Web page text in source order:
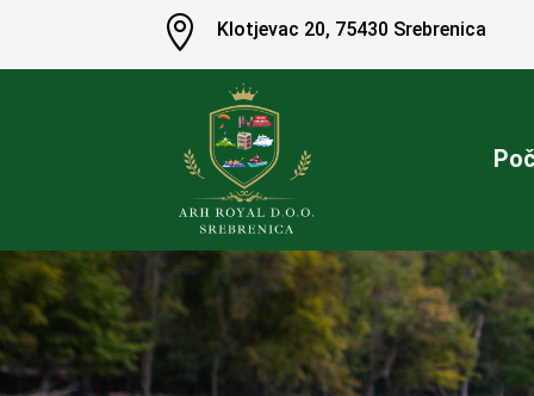
 Klotjevac 20, 75430 Srebrenica